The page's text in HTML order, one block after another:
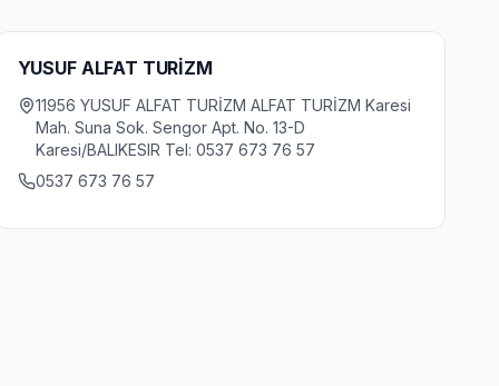
YUSUF ALFAT TURİZM
11956 YUSUF ALFAT TURİZM ALFAT TURİZM Karesi
Mah. Suna Sok. Sengor Apt. No. 13-D
Karesi/BALIKESIR Tel: 0537 673 76 57
0537 673 76 57